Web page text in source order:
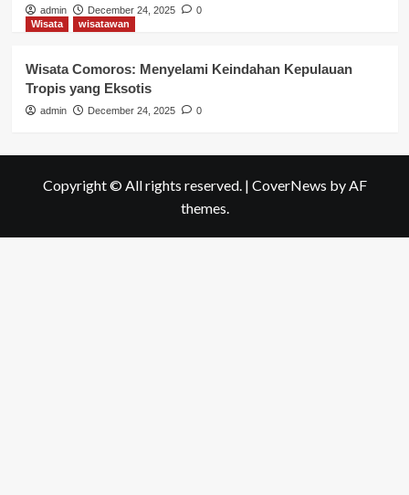
admin December 24, 2025
0
Wisata
wisatawan
Wisata Comoros: Menyelami Keindahan Kepulauan
Tropis yang Eksotis
admin December 24, 2025 0
Copyright © All rights reserved. | CoverNews by AF
themes.